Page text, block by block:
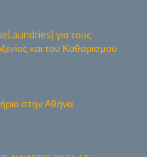
για τους
και του Καθαρισμού
στην Αθήνα